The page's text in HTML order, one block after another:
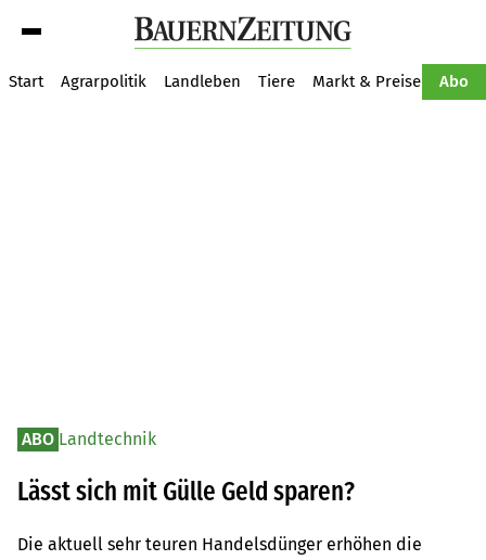
Start Agrarpolitik Landleben Tiere Markt & Preise Abo
ABO Landtechnik
Lässt sich mit Gülle Geld sparen?
Die aktuell sehr teuren Handelsdünger erhöhen die